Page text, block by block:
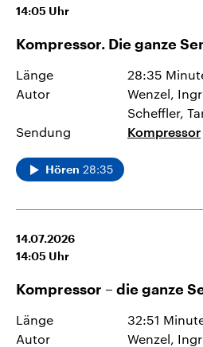
14:05 Uhr
Kompressor. Die ganze
Länge
28:35
Autor
Wenzel,
Scheffler,
Sendung
Kompressor
Hören 28:35
14.07.2026
14:05 Uhr
Kompressor – die ganze
Länge
32:51
Autor
Wenzel,